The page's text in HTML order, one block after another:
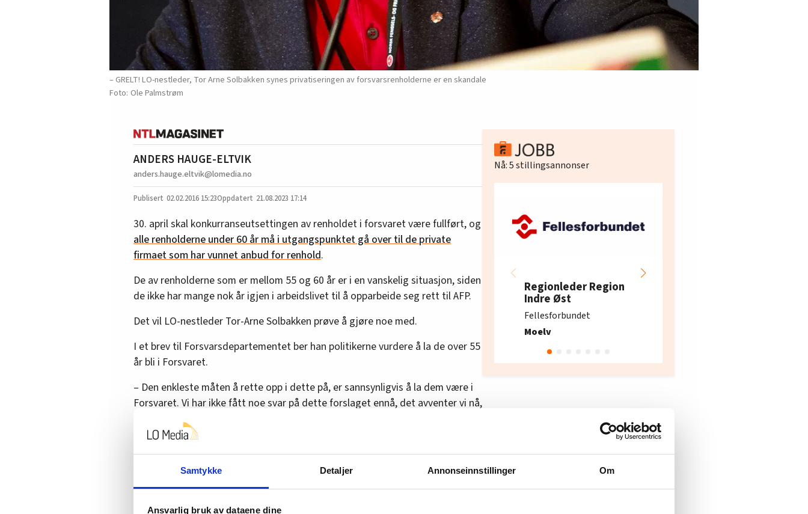
Samtykke Detaljer Annonseinnstillinger Om
Ansvarlig bruk av dataene dine
– GRELT! LO-nestleder, Tor Arne Solbakken synes privatiseringen av forsvarsrenholderne er en skandale
Ole Palmstrøm
ANDERS HAUGE-ELTVIK
anders.hauge.eltvik@lomedia.no
02.02.2016 15:23 21.08.2023 17:14
30. april skal konkurranseutsettingen av renholdet i forsvaret være fullført, og
alle renholderne under 60 år må i utgangspunktet gå over til de private
firmaet som har vunnet anbud for renhold.
De av renholderne som er mellom 55 og 60 år er i en vanskelig situasjon, siden
de ikke har mange nok år igjen i arbeidslivet til å opparbeide seg rett til AFP.
Det vil LO-nestleder Tor-Arne Solbakken prøve å gjøre noe med.
I et brev til Forsvarsdepartementet ber han politikerne vurdere å la de over 55
år bli i Forsvaret.
– Den enkleste måten å rette opp i dette på, er sannsynligvis å la dem være i
Forsvaret. Vi har ikke fått noe svar på dette forslaget ennå, det avventer vi nå,
Selv om fristen nærmer seg, er Solbakken sikker på at det er nok tid, dersom
det finnes vilje.
Om det skulle ende med at disse renholderne mister AFP-rettighetene, synes
Nå:5stillingsannonser
Regionleder Region
Indre Øst
Fellesforbundet
Moelv